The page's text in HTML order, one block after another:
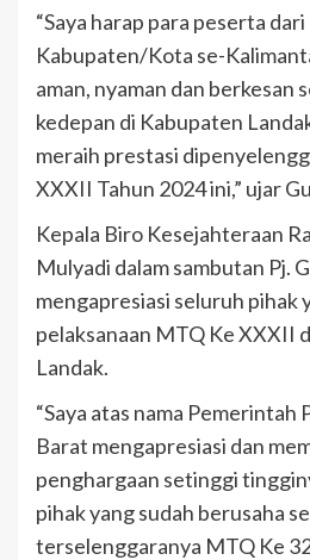
“Saya harap para peserta
Kabupaten/Kota se-
aman, nyaman dan berkesan
kedepan di Kabupaten
meraih prestasi
XXXII Tahun 2024 ini,” ujar
Kepala Biro Kesejahteraan
Mulyadi dalam sambutan Pj.
mengapresiasi seluruh pihak
pelaksanaan MTQ Ke XXXII
Landak.
“Saya atas nama Pemerintah
Barat mengapresiasi dan
penghargaan setinggi
pihak yang sudah berusaha
terselenggaranya MTQ Ke